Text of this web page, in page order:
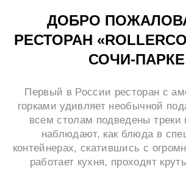
ДОБРО
РЕСТОРАН
СОЧИ-ПАРКЕ
Первый в России ресторан с
горками удивляет необычной
всем столам подведены треки
наблюдают, как блюда в
контейнерах, скатившись с
работает кухня, проходят